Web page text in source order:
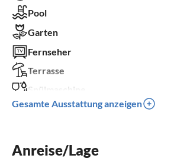
Pool
Garten
Fernseher
Terrasse
Spülmaschine
Waschmaschine
Parkplatz
Gesamte Ausstattung anzeigen
Anreise/Lage